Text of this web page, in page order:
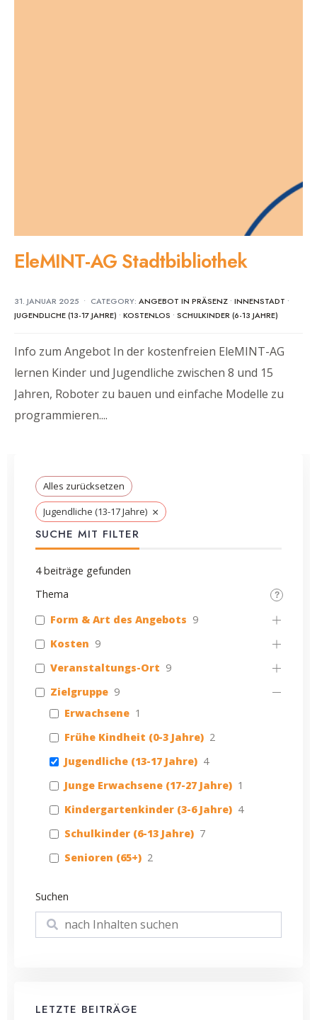
EleMINT-AG Stadtbibliothek
31. JANUAR 2025 • CATEGORY: ANGEBOT IN PRÄSENZ • INNENSTADT •
JUGENDLICHE (13-17 JAHRE) • KOSTENLOS • SCHULKINDER (6-13 JAHRE)
Info zum Angebot In der kostenfreien EleMINT-AG
lernen Kinder und Jugendliche zwischen 8 und 15
Jahren, Roboter zu bauen und einfache Modelle zu
programmieren....
Alles zurücksetzen
Jugendliche (13-17 Jahre) ×
SUCHE MIT FILTER
4beiträge gefunden
Thema
Form & Art des Angebots 9
Kosten 9
Veranstaltungs-Ort 9
Zielgruppe 9
Erwachsene 1
Frühe Kindheit (0-3 Jahre) 2
Jugendliche (13-17 Jahre) 4
Junge Erwachsene (17-27 Jahre) 1
Kindergartenkinder (3-6 Jahre) 4
Schulkinder (6-13 Jahre) 7
Senioren (65+) 2
Suchen
Suchen
LETZTE BEITRÄGE